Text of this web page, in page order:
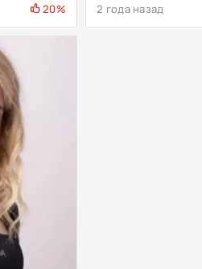
20% 2 года назад